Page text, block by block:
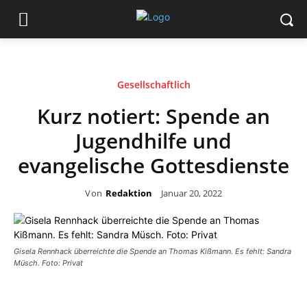
Gesellschaftlich
Kurz notiert: Spende an
Jugendhilfe und
evangelische Gottesdienste
Von Redaktion Januar 20, 2022
Gisela Rennhack überreichte die Spende an Thomas Kißmann. Es fehlt: Sandra
Müsch. Foto: Privat